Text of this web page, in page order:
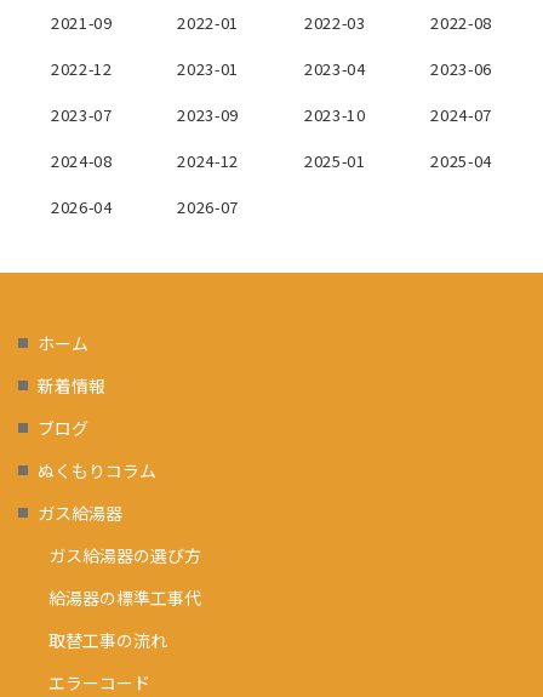
2021-09
2022-01 2022-03
2022-08
2022-12
2023-01 2023-04
2023-06
2023-07
2023-09 2023-10
2024-07
2024-08
2024-12 2025-01
2025-04
2026-04
2026-07
ホーム
新着情報
ブログ
ぬくもりコラム
ガス給湯器
ガス給湯器の選び方
給湯器の標準工事代
取替工事の流れ
エラーコード